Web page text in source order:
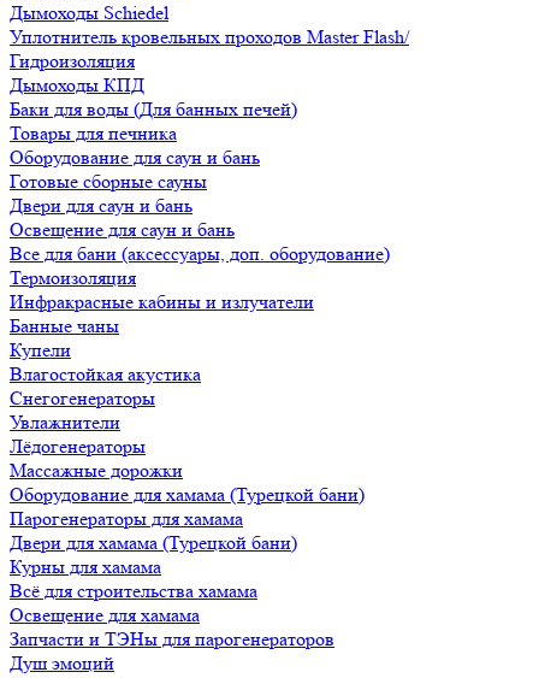
Дымоходы Schiedel
Уплотнитель кровельных проходов Master Flash/
Гидроизоляция
Дымоходы КПД
Баки для воды (Для банных печей)
Товары для печника
Оборудование для саун и бань
Готовые сборные сауны
Двери для саун и бань
Освещение для саун и бань
Все для бани (аксессуары, доп. оборудование)
Термоизоляция
Инфракрасные кабины и излучатели
Банные чаны
Купели
Влагостойкая акустика
Снегогенераторы
Увлажнители
Лёдогенераторы
Массажные дорожки
Оборудование для хамама (Турецкой бани)
Парогенераторы для хамама
Двери для хамама (Турецкой бани)
Курны для хамама
Всё для строительства хамама
Освещение для хамама
Запчасти и ТЭНы для парогенераторов
Душ эмоций